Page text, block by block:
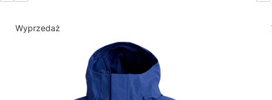
Wyprzedaż